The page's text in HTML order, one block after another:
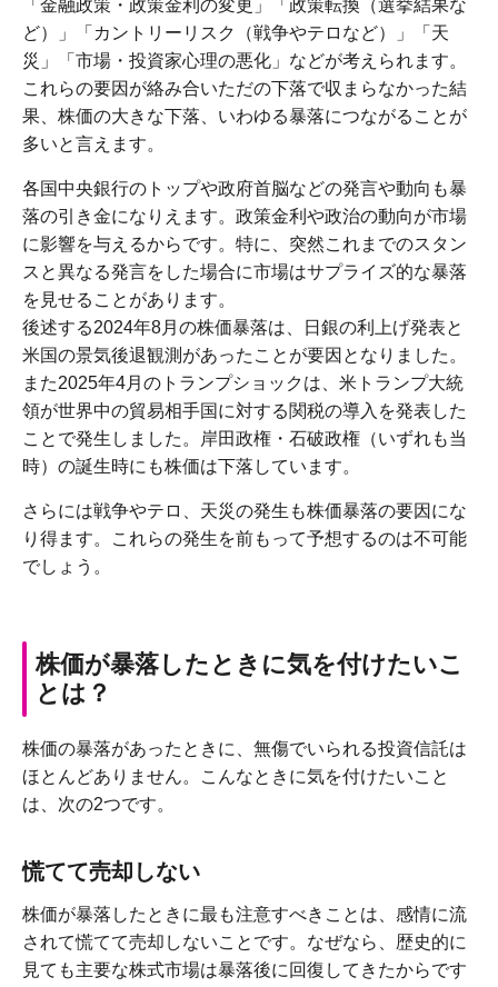
「金融政策・政策金利の変更」「政策転換（選挙結果な
ど）」「カントリーリスク（戦争やテロなど）」「天
災」「市場・投資家心理の悪化」などが考えられます。
これらの要因が絡み合いただの下落で収まらなかった結
果、株価の大きな下落、いわゆる暴落につながることが
多いと言えます。
各国中央銀行のトップや政府首脳などの発言や動向も暴
落の引き金になりえます。政策金利や政治の動向が市場
に影響を与えるからです。特に、突然これまでのスタン
スと異なる発言をした場合に市場はサプライズ的な暴落
を見せることがあります。
後述する2024年8月の株価暴落は、日銀の利上げ発表と
米国の景気後退観測があったことが要因となりました。
また2025年4月のトランプショックは、米トランプ大統
領が世界中の貿易相手国に対する関税の導入を発表した
ことで発生しました。岸田政権・石破政権（いずれも当
時）の誕生時にも株価は下落しています。
さらには戦争やテロ、天災の発生も株価暴落の要因にな
り得ます。これらの発生を前もって予想するのは不可能
でしょう。
株価が暴落したときに気を付けたいこ
とは？
株価の暴落があったときに、無傷でいられる投資信託は
ほとんどありません。こんなときに気を付けたいこと
は、次の2つです。
慌てて売却しない
株価が暴落したときに最も注意すべきことは、感情に流
されて慌てて売却しないことです。なぜなら、歴史的に
見ても主要な株式市場は暴落後に回復してきたからです